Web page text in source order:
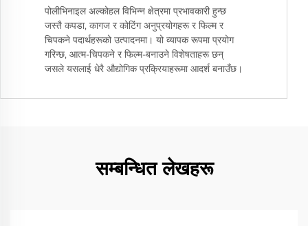
पोलीभिनाइल अल्कोहल विभिन्न क्षेत्रमा प्रभावकारी हुन्छ
जस्तै कपडा, कागज र कोटिंग अनुप्रयोगहरू र फिल्म र
चिपकने पदार्थहरूको उत्पादनमा। यो व्यापक रूपमा प्रयोग
गरिन्छ, आत्म-चिपकने र फिल्म-बनाउने विशेषताहरू छन्
जसले यसलाई धेरै औद्योगिक प्रक्रियाहरूमा आदर्श बनाउँछ।
सम्बन्धित लेखहरू